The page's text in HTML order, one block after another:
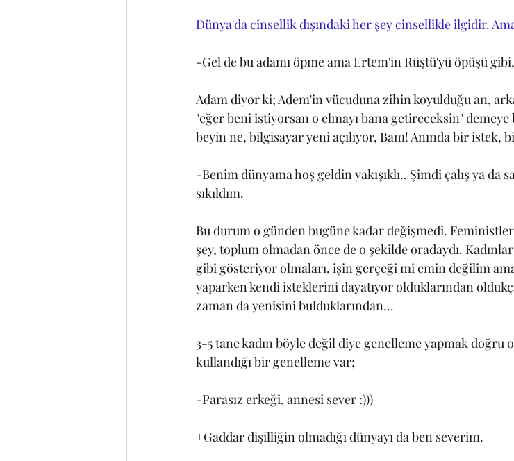
Dünya'da cinsellik dışındaki her şey cinsellikle ilgidir.
-Gel de bu adamı öpme ama Ertem'in Rüştü'yü öpüşü
Adam diyor ki; Adem'in vücuduna zihin koyulduğu an,
"eğer beni istiyorsan o elmayı bana getireceksin" demeye
beyin ne, bilgisayar yeni açılıyor, Bam! Anında bir istek,
-Benim dünyama hoş geldin yakışıklı.. Şimdi çalış ya da
sıkıldım.
Bu durum o günden bugüne kadar değişmedi.
şey, toplum olmadan önce de o şekilde oradaydı.
gibi gösteriyor olmaları, işin gerçeği mi emin değilim
yaparken kendi isteklerini dayatıyor olduklarından
zaman da yenisini bulduklarından...
3-5 tane kadın böyle değil diye genelleme yapmak doğru
kullandığı bir genelleme var;
-Parasız erkeği, annesi sever :)))
+Gaddar dişilliğin olmadığı dünyayı da ben severim.